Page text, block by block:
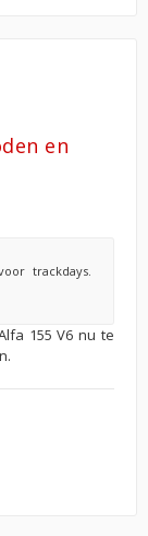
en
trackdays.
155 V6 nu te